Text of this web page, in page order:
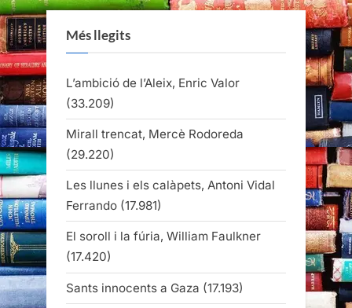
Més llegits
L’ambició de l’Aleix, Enric Valor
(33.209)
Mirall trencat, Mercè Rodoreda
(29.220)
Les llunes i els calàpets, Antoni Vidal
Ferrando (17.981)
El soroll i la fúria, William Faulkner
(17.420)
Sants innocents a Gaza (17.193)